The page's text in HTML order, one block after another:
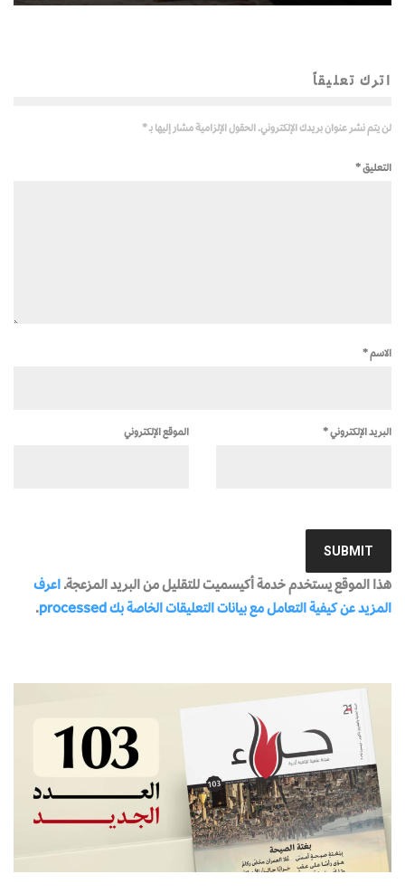
اترك تعليقاً
لن يتم نشر عنوان بريدك الإلكتروني. الحقول الإلزامية مشار إليها بـ*
التعليق*
الاسم*
البريد الإلكتروني* الموقع الإلكتروني
هذا الموقع يستخدم خدمة أكيسميت للتقليل من البريد المزعجة. اعرف
المزيد عن كيفية التعامل مع بيانات التعليقات الخاصة بك processed
.